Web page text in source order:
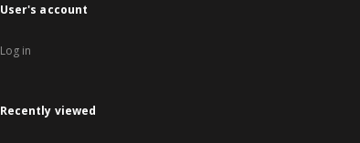
User's account
Log in
Recently viewed